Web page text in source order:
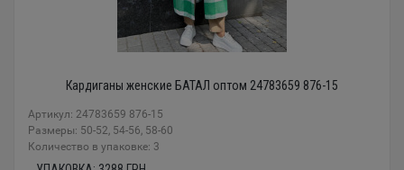
Кардиганы женские БАТАЛ оптом 24783659 876-15
Артикул: 24783659 876-15
Размеры: 50-52, 54-56, 58-60
Количество в упаковке: 3